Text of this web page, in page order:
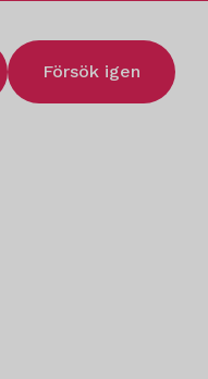
Försök igen